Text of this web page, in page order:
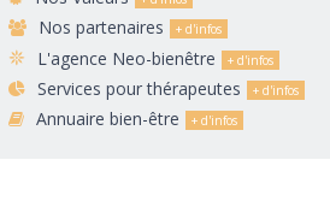
Nos partenaires
L'agence Neo-bienêtre
Services pour thérapeutes
Annuaire bien-être